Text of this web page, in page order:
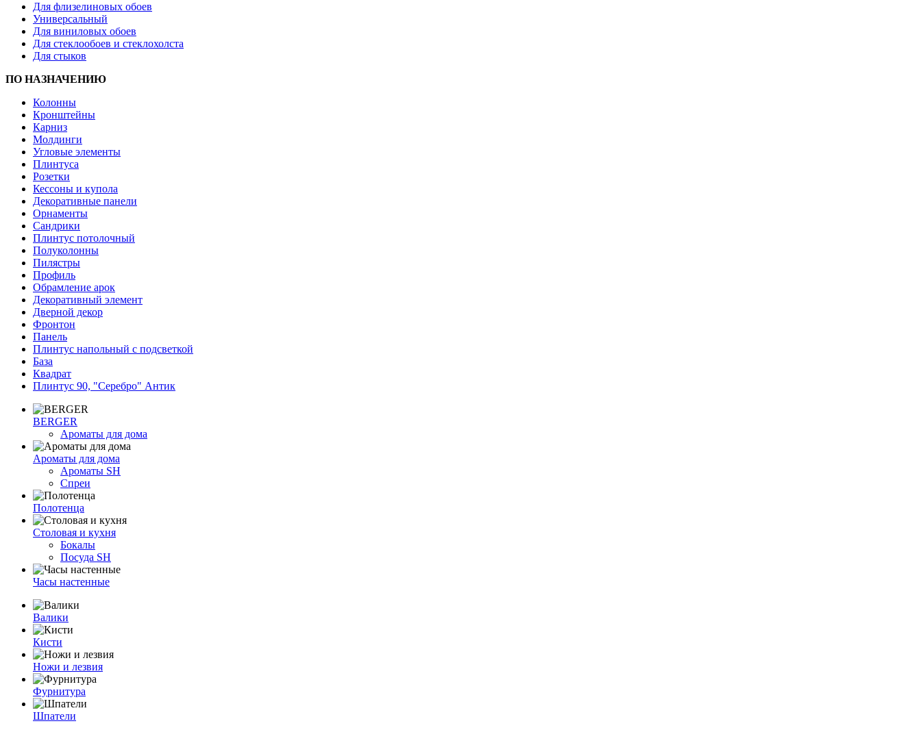
Для флизелиновых обоев
Универсальный
Для виниловых обоев
Для стеклообоев и стеклохолста
Для стыков
ПО НАЗНАЧЕНИЮ
Колонны
Кронштейны
Карниз
Молдинги
Угловые элементы
Плинтуса
Розетки
Кессоны и купола
Декоративные панели
Орнаменты
Сандрики
Плинтус потолочный
Полуколонны
Пилястры
Профиль
Обрамление арок
Декоративный элемент
Дверной декор
Фронтон
Панель
Плинтус напольный с подсветкой
База
Квадрат
Плинтус 90, "Серебро" Антик
BERGER
Ароматы для дома
Ароматы для дома
Ароматы SH
Спреи
Полотенца
Столовая и кухня
Бокалы
Посуда SH
Часы настенные
Валики
Кисти
Ножи и лезвия
Фурнитура
Шпатели